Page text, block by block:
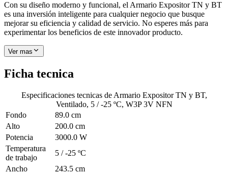
Con su diseño moderno y funcional, el Armario Expositor TN y BT
es una inversión inteligente para cualquier negocio que busque
mejorar su eficiencia y calidad de servicio. No esperes más para
experimentar los beneficios de este innovador producto.
Ver mas
Ficha tecnica
Especificaciones tecnicas de Armario Expositor TN y BT,
Ventilado, 5 / -25 ºC, W3P 3V NFN
Fondo
89.0 cm
Alto
200.0 cm
Potencia
3000.0 W
Temperatura
de trabajo
5 / -25 ºC
Ancho
243.5 cm